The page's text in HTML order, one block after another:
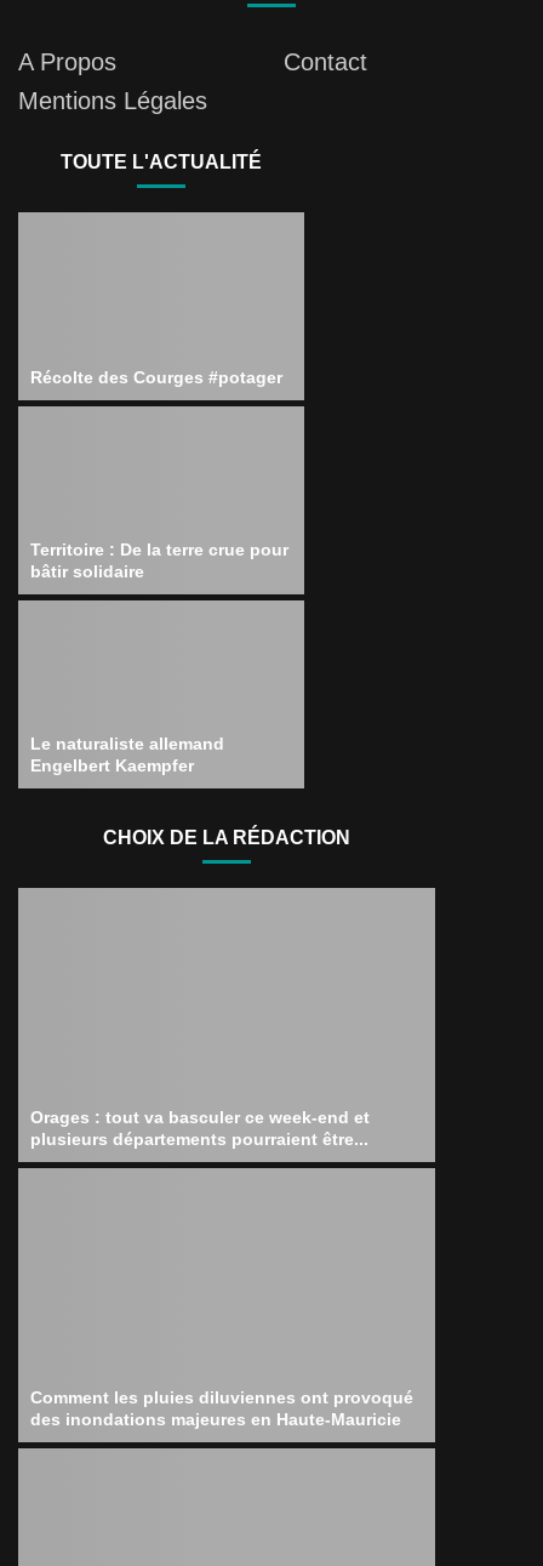
A Propos
Contact
Mentions Légales
TOUTE L'ACTUALITÉ
Récolte des Courges #potager
Territoire : De la terre crue pour
bâtir solidaire
Le naturaliste allemand
Engelbert Kaempfer
CHOIX DE LA RÉDACTION
Orages : tout va basculer ce week-end et
plusieurs départements pourraient être...
Comment les pluies diluviennes ont provoqué
des inondations majeures en Haute-Mauricie